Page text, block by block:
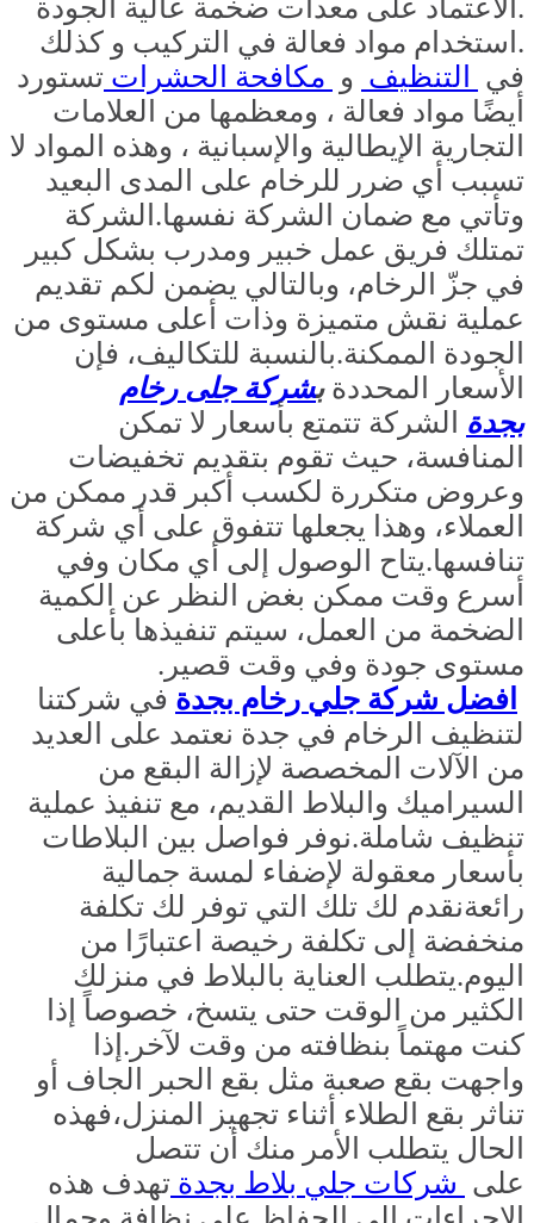
.الاعتماد على معدات ضخمة عالية الجودة
.استخدام مواد فعالة في التركيب و كذلك
في
التنظيف و مكافحة الحشرات تستورد
أيضًا مواد فعالة ، ومعظمها من العلامات
التجارية الإيطالية والإسبانية ، وهذه المواد لا
تسبب أي ضرر للرخام على المدى البعيد
وتأتي مع ضمان الشركة نفسها.الشركة
تمتلك فريق عمل خبير ومدرب بشكل كبير
في جزّ الرخام، وبالتالي يضمن لكم تقديم
عملية نقش متميزة وذات أعلى مستوى من
الجودة الممكنة.بالنسبة للتكاليف، فإن
الأسعار المحددة بشركة جلى رخام
بجدة
الشركة تتمتع بأسعار لا تمكن
المنافسة، حيث تقوم بتقديم تخفيضات
وعروض متكررة لكسب أكبر قدر ممكن من
العملاء، وهذا يجعلها تتفوق على أي شركة
تنافسها.يتاح الوصول إلى أي مكان وفي
أسرع وقت ممكن بغض النظر عن الكمية
الضخمة من العمل، سيتم تنفيذها بأعلى
مستوى جودة وفي وقت قصير.
افضل شركة جلي رخام بجدة في شركتنا
لتنظيف الرخام في جدة نعتمد على العديد
من الآلات المخصصة لإزالة البقع من
السيراميك والبلاط القديم، مع تنفيذ عملية
تنظيف شاملة.نوفر فواصل بين البلاطات
بأسعار معقولة لإضفاء لمسة جمالية
رائعةنقدم لك تلك التي توفر لك تكلفة
منخفضة إلى تكلفة رخيصة اعتبارًا من
اليوم.يتطلب العناية بالبلاط في منزلك
الكثير من الوقت حتى يتسخ، خصوصاً إذا
كنت مهتماً بنظافته من وقت لآخر.إذا
واجهت بقع صعبة مثل بقع الحبر الجاف أو
تناثر بقع الطلاء أثناء تجهيز المنزل،فهذه
الحال يتطلب الأمر منك أن تتصل
على شركات جلي بلاط بجدة تهدف هذه